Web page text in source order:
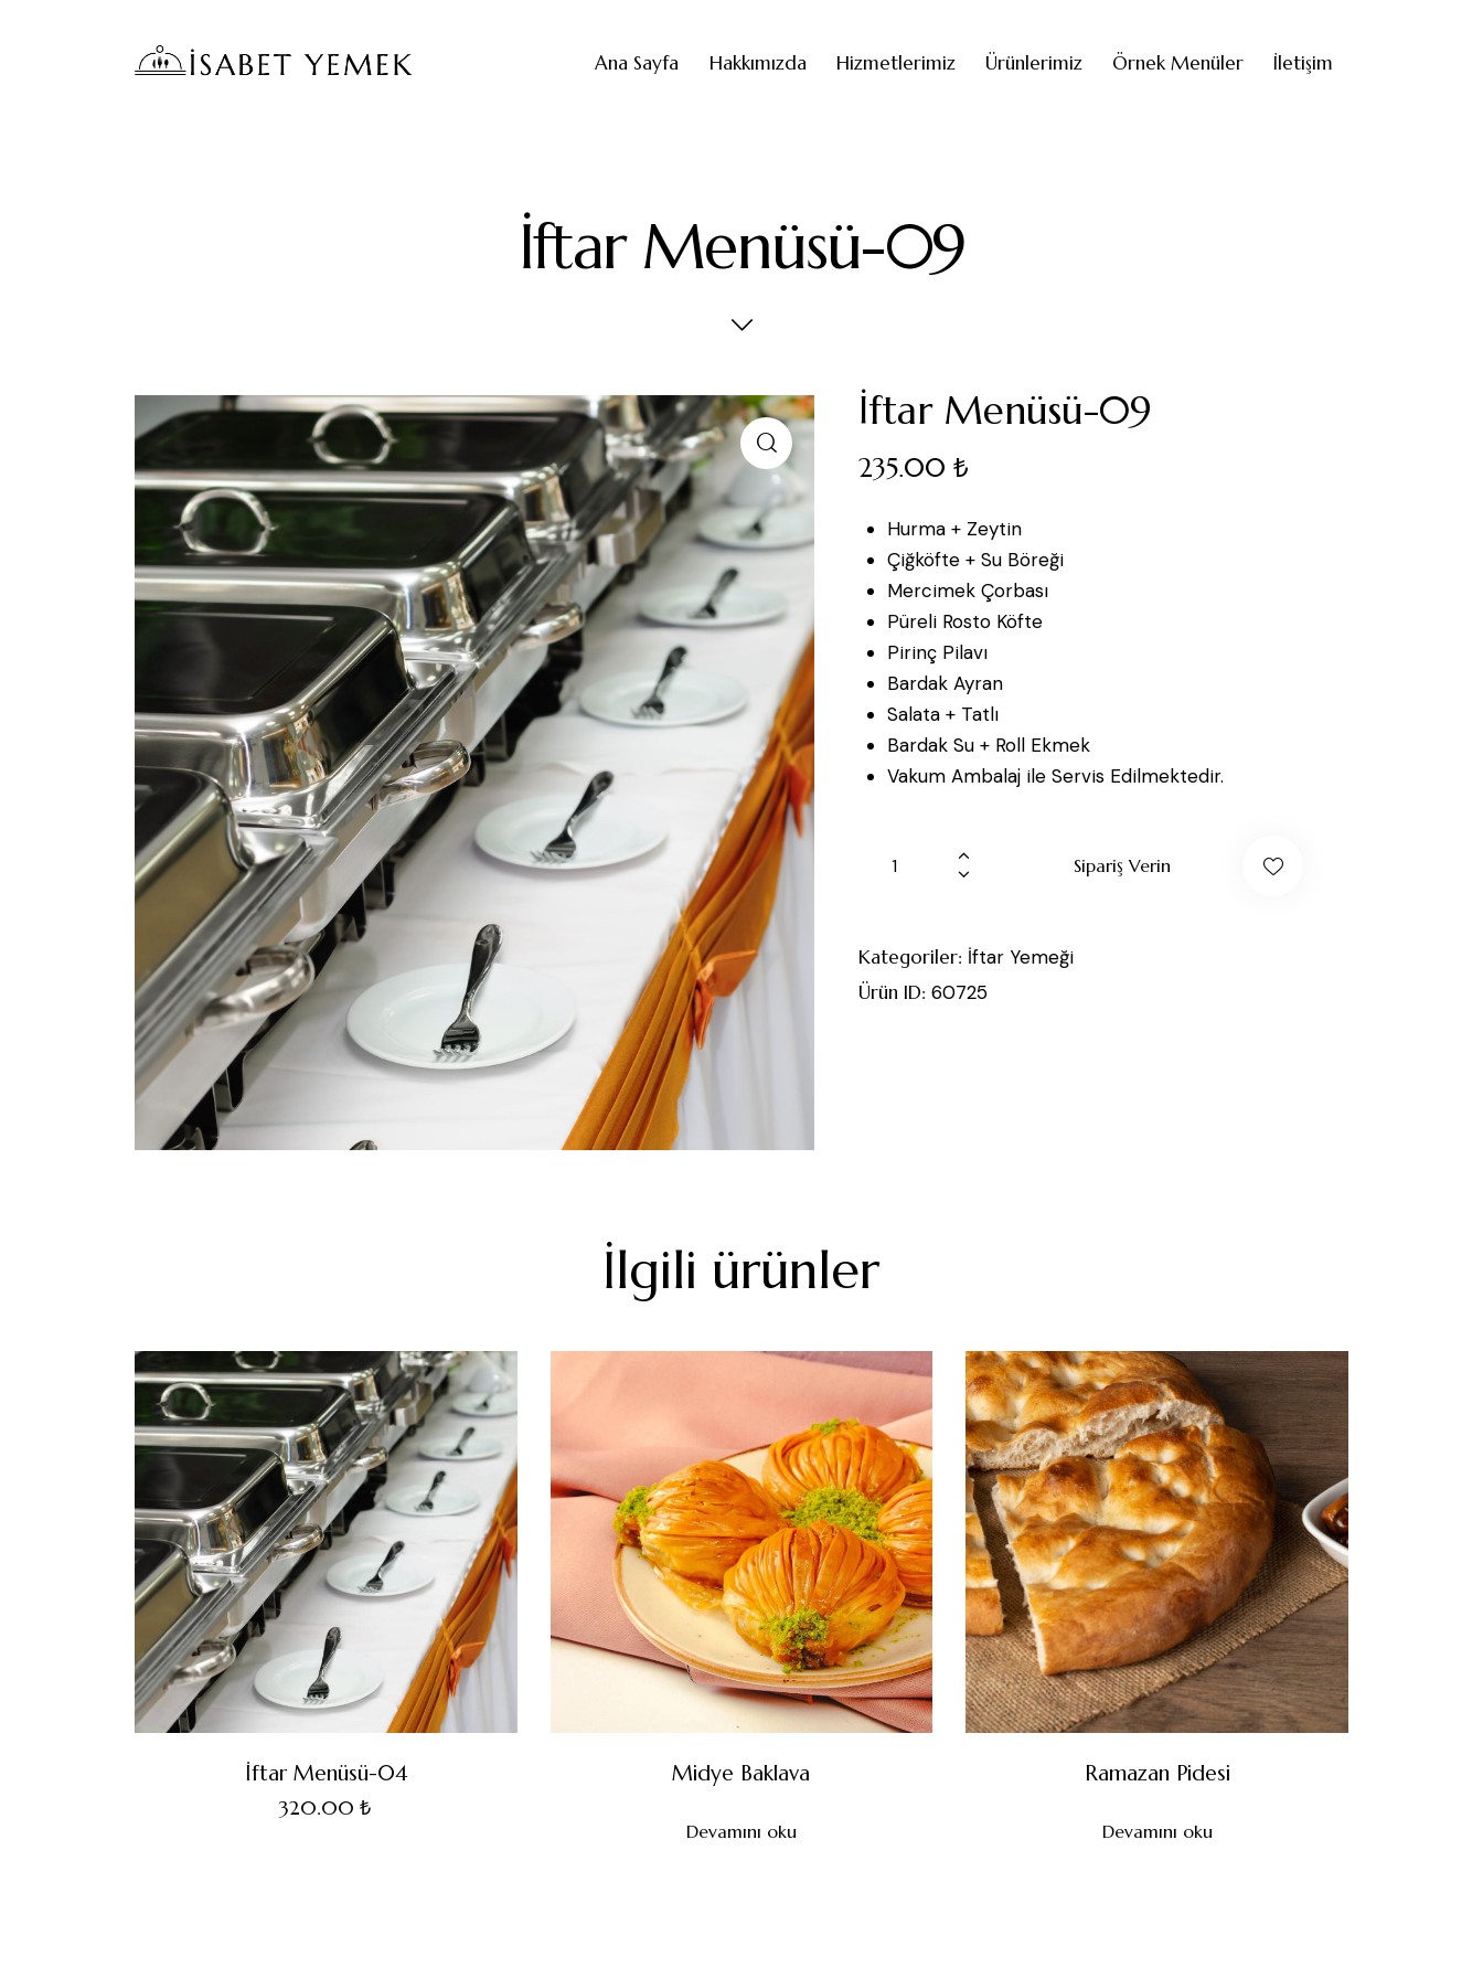
Ana Sayfa Hakkımızda Hizmetlerimiz Ürünlerimiz Örnek Menüler İletişim
İftar Menüsü-09
İftar Menüsü-09
235.00 ₺
Hurma + Zeytin
Çiğköfte + Su Böreği
Mercimek Çorbası
Püreli Rosto Köfte
Pirinç Pilavı
Bardak Ayran
Salata + Tatlı
Bardak Su + Roll Ekmek
Vakum Ambalaj ile Servis Edilmektedir.
Sipariş Verin
Kategoriler: İftar Yemeği
Ürün ID: 60725
İlgili ürünler
İftar Menüsü-04
320.00 ₺
Midye Baklava
Devamını oku
Ramazan Pidesi
Devamını oku